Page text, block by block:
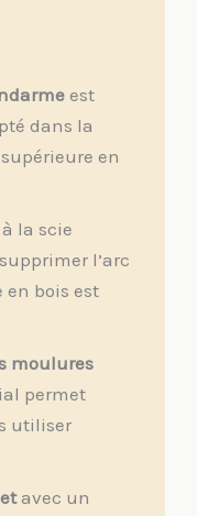
est
dans la
en
à la scie
l’arc
en bois est
moulures
permet
utiliser
avec un